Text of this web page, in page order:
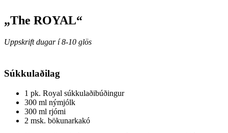
„The ROYAL“
Uppskrift dugar í 8-10 glös
Súkkulaðilag
1 pk. Royal súkkulaðibúðingur
300 ml nýmjólk
300 ml rjómi
2 msk. bökunarkakó